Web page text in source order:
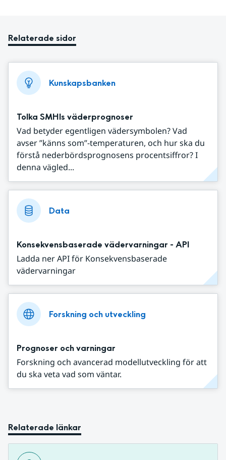
Relaterade sidor
Kunskapsbanken
Tolka SMHIs väderprognoser
Vad betyder egentligen vädersymbolen? Vad
avser ”känns som”-temperaturen, och hur ska du
förstå nederbördsprognosens procentsiffror? I
denna vägled...
Data
Konsekvensbaserade vädervarningar - API
Ladda ner API för Konsekvensbaserade
vädervarningar
Forskning och utveckling
Prognoser och varningar
Forskning och avancerad modellutveckling för att
du ska veta vad som väntar.
Relaterade länkar